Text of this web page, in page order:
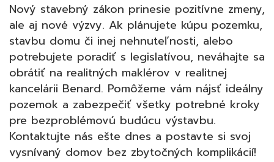
Nový stavebný zákon prinesie pozitívne zmeny,
ale aj nové výzvy. Ak plánujete kúpu pozemku,
stavbu domu či inej nehnuteľnosti, alebo
potrebujete poradiť s legislatívou, neváhajte sa
obrátiť na realitných maklérov v realitnej
kancelárii Benard. Pomôžeme vám nájsť ideálny
pozemok a zabezpečiť všetky potrebné kroky
pre bezproblémovú budúcu výstavbu.
Kontaktujte nás ešte dnes a postavte si svoj
vysnívaný domov bez zbytočných komplikácií!